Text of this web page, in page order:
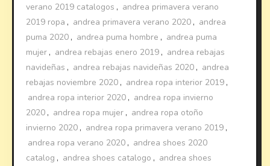
verano 2019 catalogos , andrea primavera verano
2019 ropa , andrea primavera verano 2020 , andrea
puma 2020 , andrea puma hombre , andrea puma
mujer , andrea rebajas enero 2019 , andrea rebajas
navideñas , andrea rebajas navideñas 2020 , andrea
rebajas noviembre 2020 , andrea ropa interior 2019 ,
andrea ropa interior 2020 , andrea ropa invierno
2020 , andrea ropa mujer , andrea ropa otoño
invierno 2020 , andrea ropa primavera verano 2019 ,
andrea ropa verano 2020 , andrea shoes 2020
catalog , andrea shoes catalogo , andrea shoes